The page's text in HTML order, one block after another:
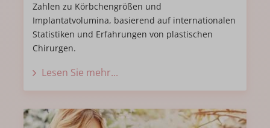
Zahlen zu Körbchengrößen und
Implantatvolumina, basierend auf internationalen
Statistiken und Erfahrungen von plastischen
Chirurgen.
Lesen Sie mehr...